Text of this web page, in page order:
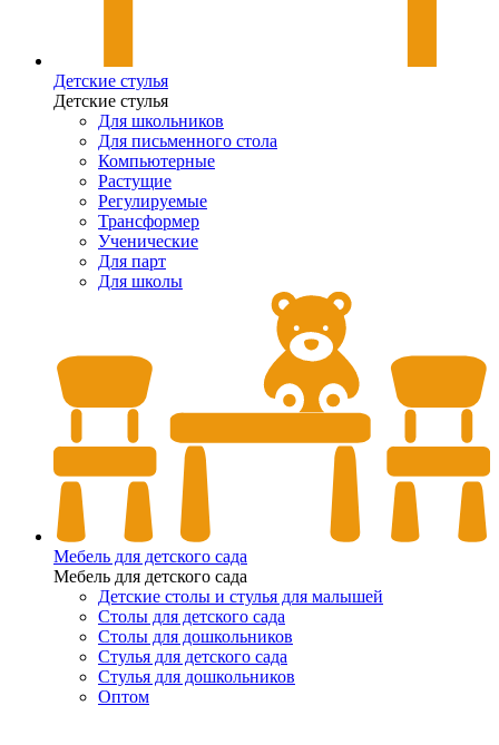
Детские стулья
Детские стулья
Для школьников
Для письменного стола
Компьютерные
Растущие
Регулируемые
Трансформер
Ученические
Для парт
Для школы
Мебель для детского сада
Мебель для детского сада
Детские столы и стулья для малышей
Столы для детского сада
Столы для дошкольников
Стулья для детского сада
Стулья для дошкольников
Оптом